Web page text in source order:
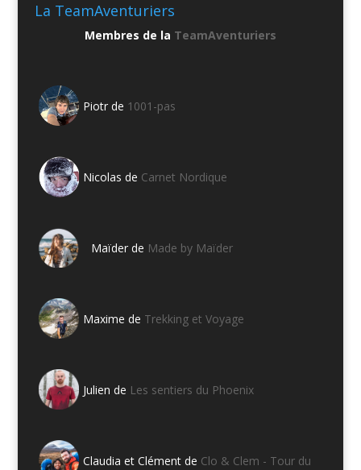
La TeamAventuriers
Membres de la TeamAventuriers
Piotr de 1001-pas
Nicolas de Carnet Nordique
Maïder de Made by Maïder
Maxime de Trekking et Voyage
Julien de Les sentiers du Phoenix
Claudia et Clément de Clo & Clem - Tour du